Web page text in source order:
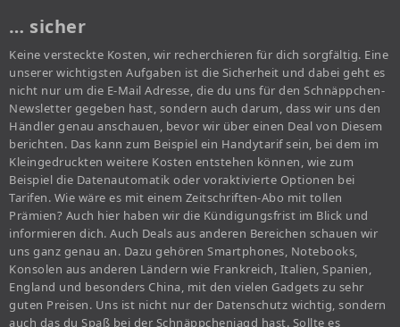
… sicher
Keine versteckte Kosten, wir recherchieren für dich sorgfältig. Eine
unserer wichtigsten Aufgaben ist die Sicherheit und dabei geht es
nicht nur um die E-Mail Adresse, die du uns für den Schnäppchen-
Newsletter gegeben hast, sondern auch darum, dass wir uns den
Händler genau anschauen, bevor wir über einen Deal von Diesem
berichten. Das kann zum Beispiel ein Handytarif sein, bei dem im
Kleingedruckten weitere Kosten entstehen können, wie zum
Beispiel die Datenautomatik oder voraktivierte Optionen bei
Tarifen. Wie wäre es mit einem Zeitschriften-Abo mit tollen
Prämien? Auch hier haben wir die Kündigungsfrist im Blick und
informieren dich. Auch Deals aus anderen Bereichen schauen wir
uns ganz genau an. Dazu gehören Smartphones, Notebooks,
Konsolen aus anderen Ländern wie Frankreich, Italien, Spanien,
England und besonders China, mit den vielen Gadgets zu sehr
guten Preisen. Uns ist nicht nur der Datenschutz wichtig, sondern
auch das du Spaß bei der Schnäppchenjagd hast. Sollte es